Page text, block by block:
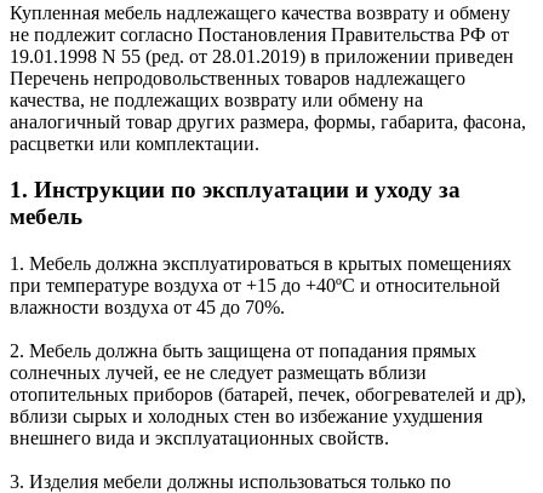
Купленная мебель надлежащего качества возврату и обмену
не подлежит согласно Постановления Правительства РФ от
19.01.1998 N 55 (ред. от 28.01.2019) в приложении приведен
Перечень непродовольственных товаров надлежащего
качества, не подлежащих возврату или обмену на
аналогичный товар других размера, формы, габарита, фасона,
расцветки или комплектации.
1. Инструкции по эксплуатации и уходу за
мебель
1. Мебель должна эксплуатироваться в крытых помещениях
при температуре воздуха от +15 до +40ºС и относительной
влажности воздуха от 45 до 70%.
2. Мебель должна быть защищена от попадания прямых
солнечных лучей, ее не следует размещать вблизи
отопительных приборов (батарей, печек, обогревателей и др),
вблизи сырых и холодных стен во избежание ухудшения
внешнего вида и эксплуатационных свойств.
3. Изделия мебели должны использоваться только по